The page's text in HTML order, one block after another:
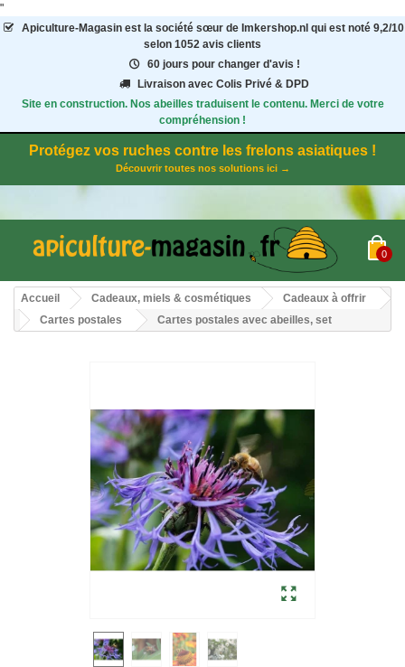
"
Apiculture-Magasinest la société sœur de Imkershop.nl qui est noté 9,2/10
selon 1052 avis clients
60 jours pour changer d'avis !
Livraison avec Colis Privé & DPD
Site en construction. Nos abeilles traduisent le contenu. Merci de votre
compréhension !
Protégez vos ruches contre les frelons asiatiques !
Découvrir toutes nos solutions ici →
0
Accueil Cadeaux, miels & cosmétiques
Cadeaux à offrir
Cartes postales
Cartes postales avec abeilles, set